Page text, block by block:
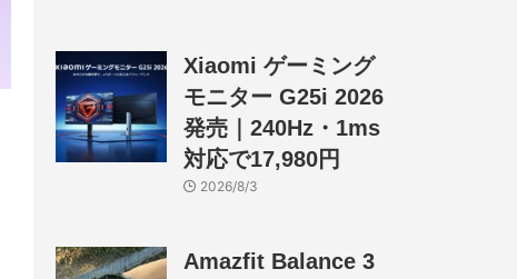
Xiaomi ゲーミング
モニター G25i 2026
発売｜240Hz・1ms
対応で17,980円
2026/8/3
Amazfit Balance 3